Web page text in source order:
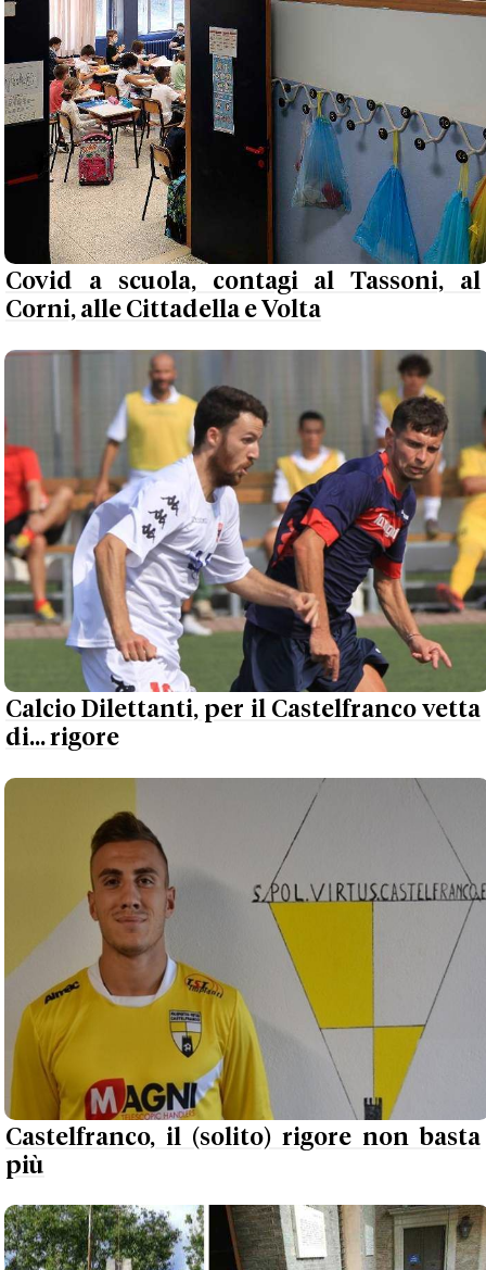
Covid a scuola, contagi al Tassoni, al
Corni, alle Cittadella e Volta
Calcio Dilettanti, per il Castelfranco vetta
di... rigore
Castelfranco, il (solito) rigore non basta
più